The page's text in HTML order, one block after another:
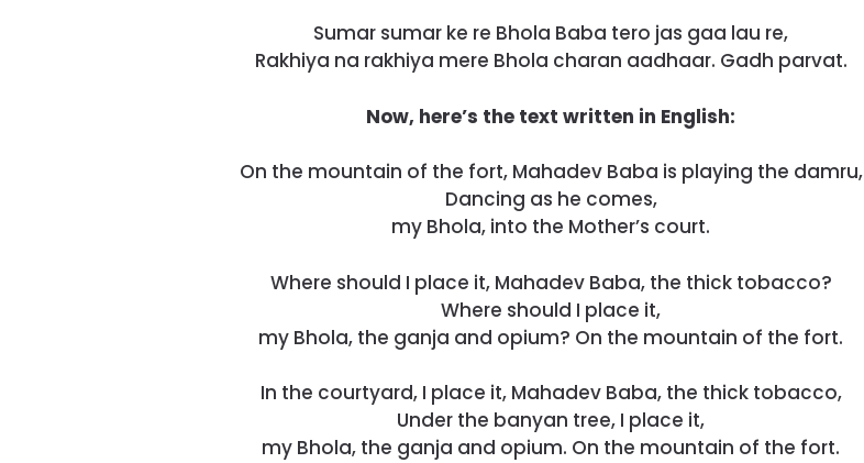
Sumar sumar ke re Bhola Baba tero jas gaa lau re,
Rakhiya na rakhiya mere Bhola charan aadhaar. Gadh parvat.
Now, here’s the text written in English:
On the mountain of the fort, Mahadev Baba is playing the damru,
Dancing as he comes,
my Bhola, into the Mother’s court.
Where should I place it, Mahadev Baba, the thick tobacco?
Where should I place it,
my Bhola, the ganja and opium? On the mountain of the fort.
In the courtyard, I place it, Mahadev Baba, the thick tobacco,
Under the banyan tree, I place it,
my Bhola, the ganja and opium. On the mountain of the fort.